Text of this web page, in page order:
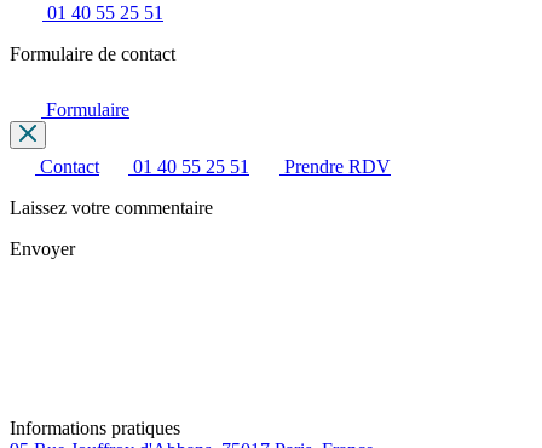
01 40 55 25 51
Formulaire de contact
Formulaire
Contact 01 40 55 25 51
Prendre RDV
Laissez votre commentaire
Envoyer
Informations pratiques